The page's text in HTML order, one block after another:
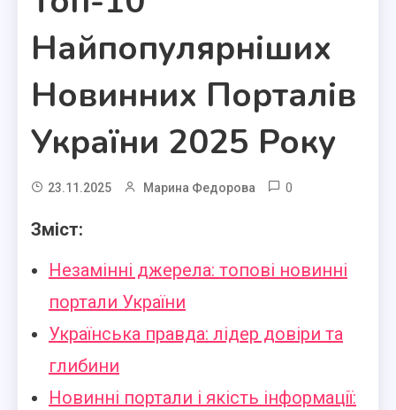
Найпопулярніших
Новинних Порталів
України 2025 Року
23.11.2025 Марина Федорова 0
Зміст:
Незамінні джерела: топові новинні
портали України
Українська правда: лідер довіри та
глибини
Новинні портали і якість інформації: